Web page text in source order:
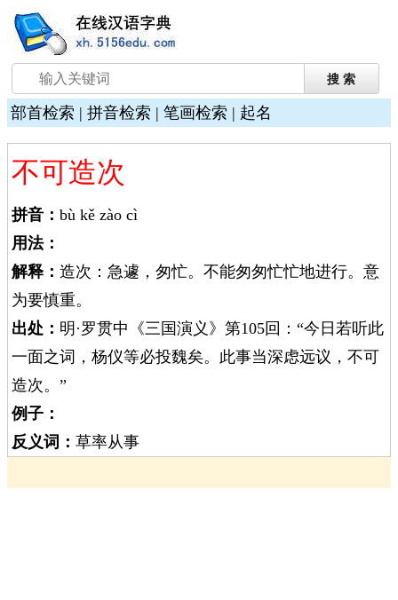
部首检索 | 拼音检索 | 笔画检索 | 起名
不可造次
拼音： bù kě zào cì
用法：
解释： 造次：急遽，匆忙。不能匆匆忙忙地进行。意
为要慎重。
出处： 明·罗贯中《三国演义》第105回：“今日若听此
一面之词，杨仪等必投魏矣。此事当深虑远议，不可
造次。”
例子：
反义词： 草率从事